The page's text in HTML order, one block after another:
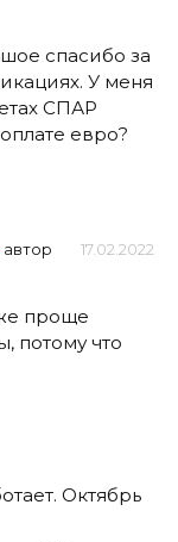
спасибо за
У меня
СПАР
евро?
автор
17.02.2022
проще
потому что
Октябрь